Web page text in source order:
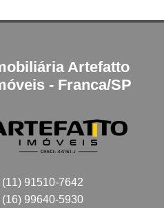
Artefatto
- Franca/SP
(11) 91510-7642
(16) 99640-5930